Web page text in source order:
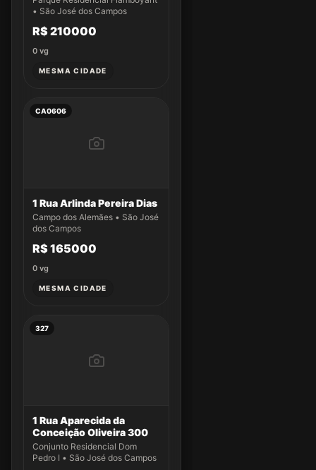
• São José dos Campos
R$ 210000
0 vg
MESMA CIDADE
CA0606
1 Rua Arlinda Pereira Dias
Campo dos Alemães • São José
dos Campos
R$ 165000
0 vg
MESMA CIDADE
327
1 Rua Aparecida da
Conceição Oliveira 300
Conjunto Residencial Dom
Pedro I • São José dos Campos